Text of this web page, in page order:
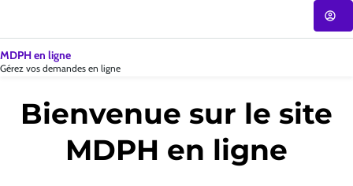
CNSA
MDPH en ligne
Gérez vos demandes en ligne
Bienvenue sur le site
MDPH en ligne